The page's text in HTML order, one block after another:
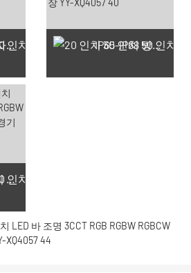
IP65-IP68 방수 테스트 생산